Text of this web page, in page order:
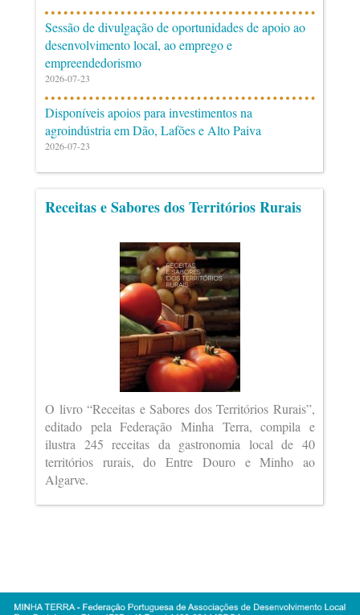
Sessão de divulgação de oportunidades de apoio ao
desenvolvimento local, ao emprego e
empreendedorismo
2026-07-23
Disponíveis apoios para investimentos na
agroindústria em Dão, Lafões e Alto Paiva
2026-07-23
Receitas e Sabores dos Territórios Rurais
O livro “Receitas e Sabores dos Territórios Rurais”,
editado pela Federação Minha Terra, compila e
ilustra 245 receitas da gastronomia local de 40
territórios rurais, do Entre Douro e Minho ao
Algarve.